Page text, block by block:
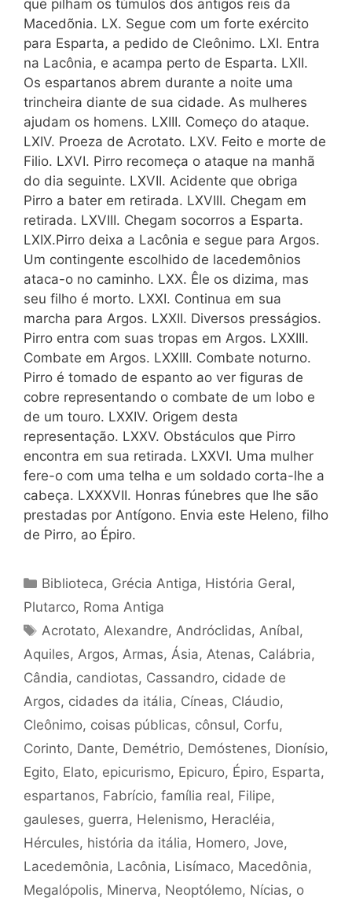
que pilham os túmulos dos antigos reis da
Macedõnia. LX. Segue com um forte exército
para Esparta, a pedido de Cleônimo. LXI. Entra
na Lacônia, e acampa perto de Esparta. LXII.
Os espartanos abrem durante a noite uma
trincheira diante de sua cidade. As mulheres
ajudam os homens. LXIII. Começo do ataque.
LXIV. Proeza de Acrotato. LXV. Feito e morte de
Filio. LXVI. Pirro recomeça o ataque na manhã
do dia seguinte. LXVII. Acidente que obriga
Pirro a bater em retirada. LXVIII. Chegam em
retirada. LXVIII. Chegam socorros a Esparta.
LXIX.Pirro deixa a Lacônia e segue para Argos.
Um contingente escolhido de lacedemônios
ataca-o no caminho. LXX. Êle os dizima, mas
seu filho é morto. LXXI. Continua em sua
marcha para Argos. LXXII. Diversos presságios.
Pirro entra com suas tropas em Argos. LXXIII.
Combate em Argos. LXXIII. Combate noturno.
Pirro é tomado de espanto ao ver figuras de
cobre representando o combate de um lobo e
de um touro. LXXIV. Origem desta
representação. LXXV. Obstáculos que Pirro
encontra em sua retirada. LXXVI. Uma mulher
fere-o com uma telha e um soldado corta-lhe a
cabeça. LXXXVII. Honras fúnebres que lhe são
prestadas por Antígono. Envia este Heleno, filho
de Pirro, ao Épiro.
Categorias
Biblioteca, Grécia Antiga, História Geral,
Plutarco, Roma Antiga
Tags
Acrotato,Alexandre,Andróclidas,Aníbal,
Aquiles, Argos, Armas, Ásia, Atenas, Calábria,
Cândia, candiotas, Cassandro, cidade de
Argos, cidades da itália, Cíneas, Cláudio,
Cleônimo, coisas públicas, cônsul, Corfu,
Corinto, Dante, Demétrio, Demóstenes, Dionísio,
Egito, Elato, epicurismo, Epicuro, Épiro, Esparta,
espartanos, Fabrício, família real, Filipe,
gauleses, guerra, Helenismo, Heracléia,
Hércules, história da itália, Homero, Jove,
Lacedemônia, Lacônia, Lisímaco, Macedônia,
Megalópolis, Minerva, Neoptólemo, Nícias, o